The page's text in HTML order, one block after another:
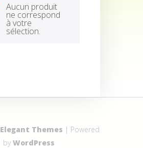
Aucun produit
ne correspond
à votre
sélection.
Elegant Themes | Powered
by WordPress